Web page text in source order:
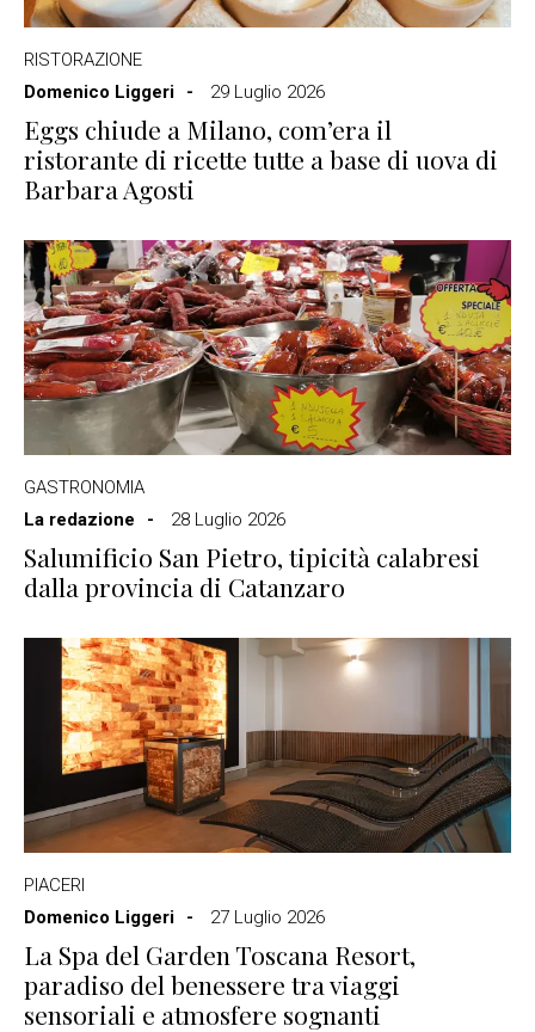
RISTORAZIONE
Domenico Liggeri
29 Luglio 2026
Eggs chiude a Milano, com’era il
ristorante di ricette tutte a base di uova di
Barbara Agosti
GASTRONOMIA
La redazione
28 Luglio 2026
Salumificio San Pietro, tipicità calabresi
dalla provincia di Catanzaro
PIACERI
Domenico Liggeri
27 Luglio 2026
La Spa del Garden Toscana Resort,
paradiso del benessere tra viaggi
sensoriali e atmosfere sognanti